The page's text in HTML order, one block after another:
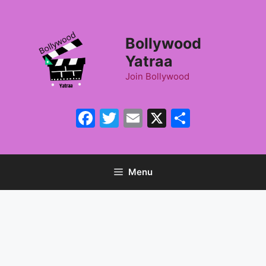
Bollywood
Yatraa
Join Bollywood
Facebook
Twitter
Email
X
Menu